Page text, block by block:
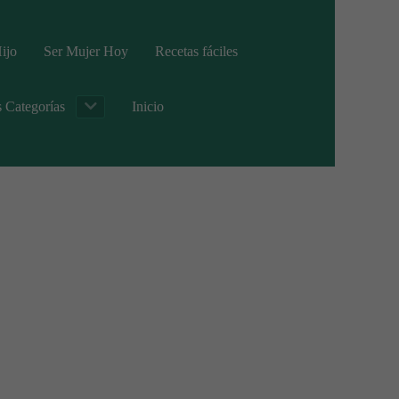
Ser Mujer Hoy Recetas fáciles
Categorías Inicio